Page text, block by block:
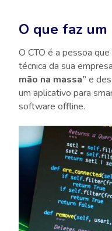
O que faz um
O CTO é a pessoa
técnica da sua
mão na massa” e
um aplicativo para
software offline.